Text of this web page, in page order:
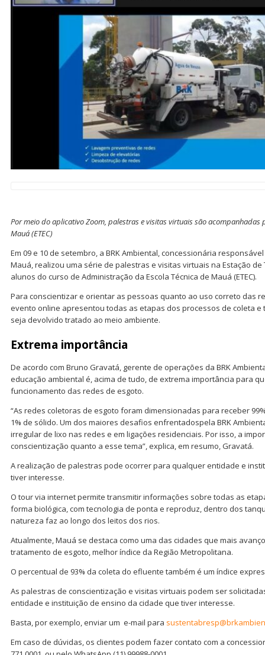
Por meio do aplicativo Zoom, palestras e visitas virtuais são acompanhadas
Mauá (ETEC)
Em 09 e 10 de setembro, a BRK Ambiental, concessionária
Mauá, realizou uma série de palestras e visitas virtuais na Estação
alunos do curso de Administração da Escola Técnica de Mauá (ETEC).
Para conscientizar e orientar as pessoas quanto ao uso correto das
evento online apresentou todas as etapas dos processos de coleta
seja devolvido tratado ao meio ambiente.
Extrema importância
De acordo com Bruno Gravatá, gerente de operações da BRK
educação ambiental é, acima de tudo, de extrema importância para
funcionamento das redes de esgoto.
“As redes coletoras de esgoto foram dimensionadas para receber
1% de sólido. Um dos maiores desafios enfrentadospela BRK
irregular de lixo nas redes e em ligações residenciais. Por isso, a
conscientização quanto a esse tema”, explica, em resumo, Gravatá.
A realização de palestras pode ocorrer para qualquer entidade e
tiver interesse.
O tour via internet permite transmitir informações sobre todas as
forma biológica, com tecnologia de ponta e reproduz, dentro dos
natureza faz ao longo dos leitos dos rios.
Atualmente, Mauá se destaca como uma das cidades que mais
tratamento de esgoto, melhor índice da Região Metropolitana.
O percentual de 93% da coleta do efluente também é um índice
As palestras de conscientização e visitas virtuais podem ser
entidade e instituição de ensino da cidade que tiver interesse.
Basta, por exemplo, enviar um e-mail para
Em caso de dúvidas, os clientes podem fazer contato com a